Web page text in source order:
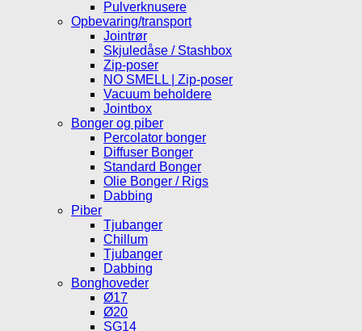
Pulverknusere
Opbevaring/transport
Jointrør
Skjuledåse / Stashbox
Zip-poser
NO SMELL | Zip-poser
Vacuum beholdere
Jointbox
Bonger og piber
Percolator bonger
Diffuser Bonger
Standard Bonger
Olie Bonger / Rigs
Dabbing
Piber
Tjubanger
Chillum
Tjubanger
Dabbing
Bonghoveder
Ø17
Ø20
SG14